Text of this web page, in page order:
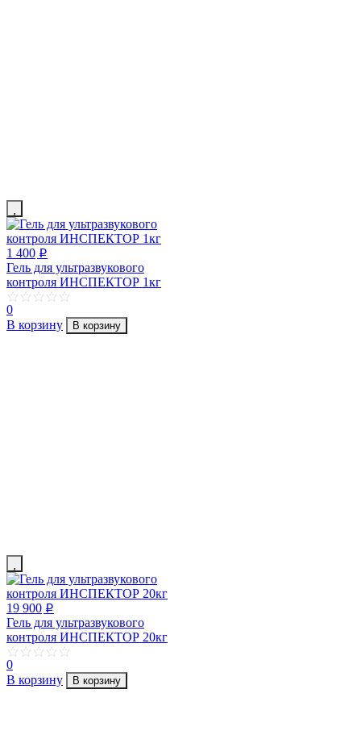
1 400 p
Гель для ультразвукового
контроля ИНСПЕКТОР 1кг
0
В корзину
В корзину
19 900 p
Гель для ультразвукового
контроля ИНСПЕКТОР 20кг
0
В корзину
В корзину